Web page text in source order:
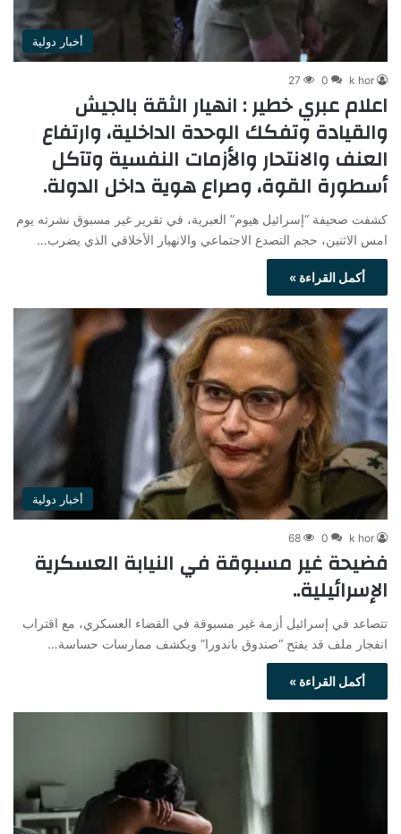
أخبار دولية
k hor
0
27
اعلام عبري خطير : انهيار الثقة بالجيش
والقيادة وتفكك الوحدة الداخلية، وارتفاع
العنف والانتحار والأزمات النفسية وتآكل
أسطورة القوة، وصراع هوية داخل الدولة.
كشفت صحيفة “إسرائيل هيوم” العبرية، في تقرير غير مسبوق نشرته يوم
امس الاثنين، حجم التصدع الاجتماعي والانهيار الأخلاقي الذي يضرب…
أكمل القراءة »
أخبار دولية
k hor
0
68
فضيحة غير مسبوقة في النيابة العسكرية
الإسرائيلية..
تتصاعد في إسرائيل أزمة غير مسبوقة في القضاء العسكري، مع اقتراب
انفجار ملف قد يفتح “صندوق باندورا” ويكشف ممارسات حساسة…
أكمل القراءة »